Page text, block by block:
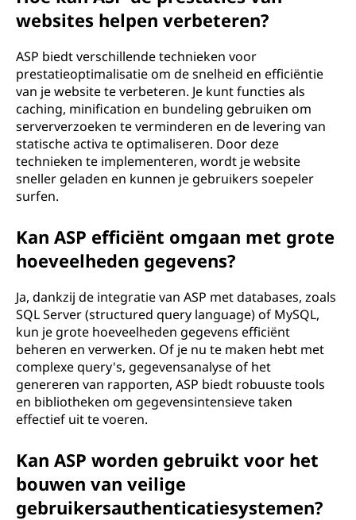
websites helpen verbeteren?
ASP biedt verschillende technieken voor
prestatieoptimalisatie om de snelheid en efficiëntie
van je website te verbeteren. Je kunt functies als
caching, minification en bundeling gebruiken om
serververzoeken te verminderen en de levering van
statische activa te optimaliseren. Door deze
technieken te implementeren, wordt je website
sneller geladen en kunnen je gebruikers soepeler
surfen.
Kan ASP efficiënt omgaan met grote
hoeveelheden gegevens?
Ja, dankzij de integratie van ASP met databases, zoals
SQL Server (structured query language) of MySQL,
kun je grote hoeveelheden gegevens efficiënt
beheren en verwerken. Of je nu te maken hebt met
complexe query's, gegevensanalyse of het
genereren van rapporten, ASP biedt robuuste tools
en bibliotheken om gegevensintensieve taken
effectief uit te voeren.
Kan ASP worden gebruikt voor het
bouwen van veilige
gebruikersauthenticatiesystemen?